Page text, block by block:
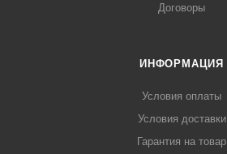
Договоры
ИНФОРМАЦИЯ
Условия оплаты
Условия доставки
Гарантия на товар